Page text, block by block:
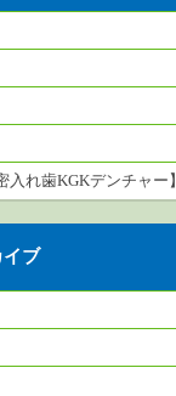
入れ歯KGKデンチャー
イブ